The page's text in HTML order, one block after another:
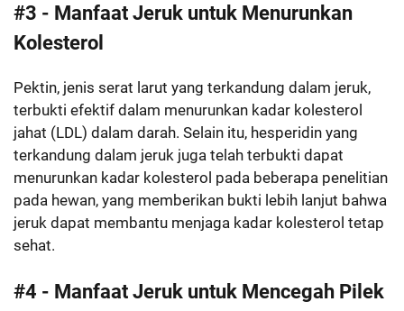
#3 - Manfaat Jeruk untuk Menurunkan
Kolesterol
Pektin, jenis serat larut yang terkandung dalam jeruk,
terbukti efektif dalam menurunkan kadar kolesterol
jahat (LDL) dalam darah. Selain itu, hesperidin yang
terkandung dalam jeruk juga telah terbukti dapat
menurunkan kadar kolesterol pada beberapa penelitian
pada hewan, yang memberikan bukti lebih lanjut bahwa
jeruk dapat membantu menjaga kadar kolesterol tetap
sehat.
#4 - Manfaat Jeruk untuk Mencegah Pilek